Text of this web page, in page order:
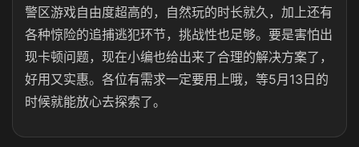
警区游戏自由度超高的，自然玩的时长就久，加上还有
各种惊险的追捕逃犯环节，挑战性也足够。要是害怕出
现卡顿问题，现在小编也给出来了合理的解决方案了，
好用又实惠。各位有需求一定要用上哦，等5月13日的
时候就能放心去探索了。